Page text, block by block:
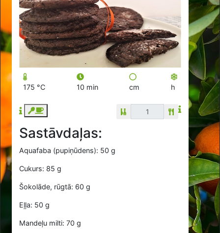
175 °C 10 min cm h
Sastāvdaļas:
Aquafaba (pupiņūdens): 50 g
Cukurs: 85 g
Šokolāde, rūgtā: 60 g
Eļļa: 50 g
Mandeļu milti: 70 g